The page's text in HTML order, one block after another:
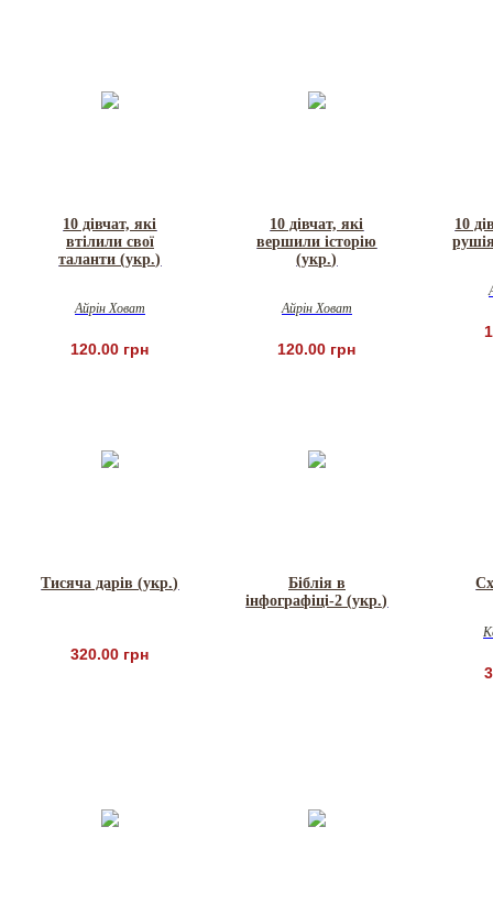
10 дівчат, які
втілили свої
таланти (укр.)
Айрін Ховат
120.00 грн
10 дівчат, які
вершили історію
(укр.)
Айрін Ховат
120.00 грн
10
Тисяча дарів (укр.)
320.00 грн
Біблія в
інфографіці-2 (укр.)